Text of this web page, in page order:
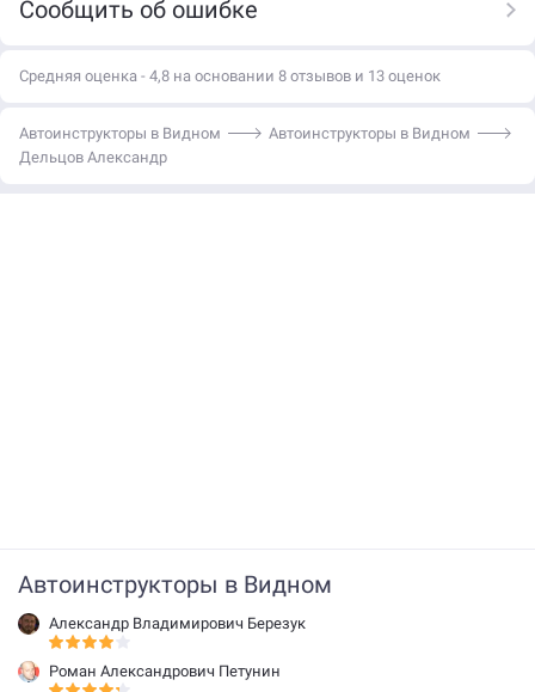
Сообщить об ошибке
Средняя оценка - 4,8 на основании 8 отзывов и 13 оценок
Автоинструкторы в Видном
Автоинструкторы в Видном
Дельцов Александр
Автоинструкторы в Видном
Александр Владимирович Березук
Роман Александрович Петунин